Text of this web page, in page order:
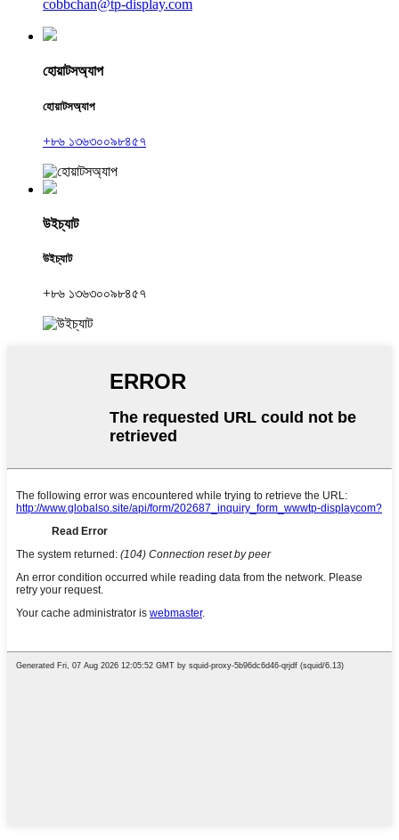
cobbchan@tp-display.com
হোয়াটসঅ্যাপ
হোয়াটসঅ্যাপ
+৮৬ ১৩৬৩০০৯৮৪৫৭
উইচ্যাট
উইচ্যাট
+৮৬ ১৩৬৩০০৯৮৪৫৭